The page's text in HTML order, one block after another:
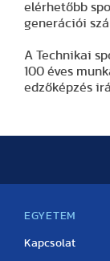
elérhetőbb
generációi
A Technikai
100 éves
edzőképzés
EGYETEM
Kapcsolat